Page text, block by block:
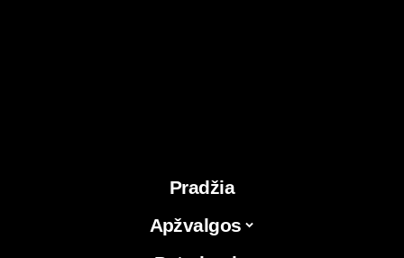
Pradžia
Apžvalgos